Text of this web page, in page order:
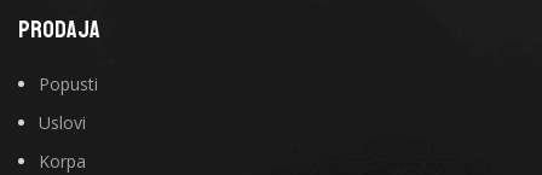
PRODAJA
Popusti
Uslovi
Korpa